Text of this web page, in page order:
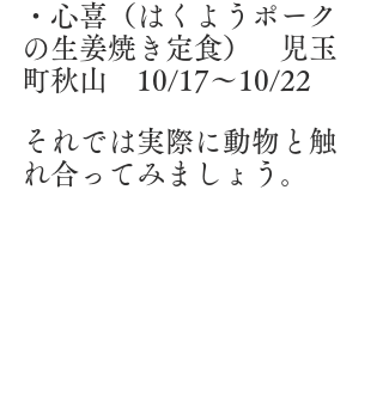
・心喜（はくようポーク
の生姜焼き定食）　児玉
町秋山　10/17～10/22
それでは実際に動物と触
れ合ってみましょう。